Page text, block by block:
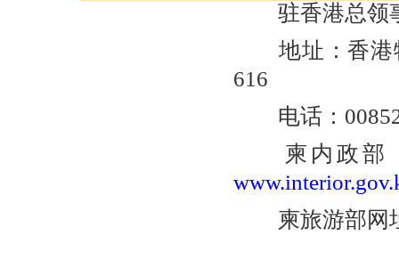
驻香港总领
地址：香港特
616
电话：
柬内政部（
柬旅游部网